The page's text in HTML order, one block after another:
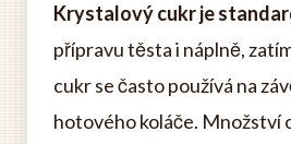
Krystalový cukr je
přípravu těsta i náplně,
cukr se často používá na
hotového koláče. Množství